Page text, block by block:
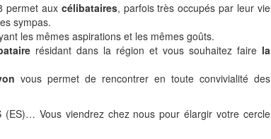
permet aux célibataires, parfois très occupés par leur vie
sympas.
les mêmes aspirations et les mêmes goûts.
résidant dans la région et vous souhaitez faire la
vous permet de rencontrer en toute convivialité des
(ES)… Vous viendrez chez nous pour élargir votre cercle